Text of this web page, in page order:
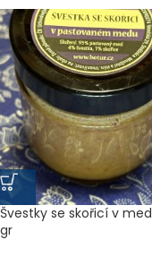
Švestky se skořicí v
gr